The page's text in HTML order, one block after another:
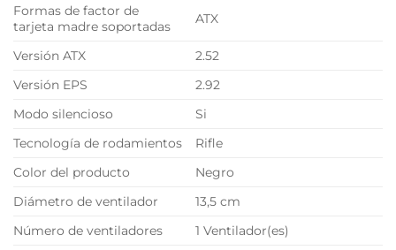
Formas de factor de
tarjeta madre soportadas
ATX
Versión ATX
2.52
Versión EPS
2.92
Modo silencioso
Si
Tecnología de rodamientos
Rifle
Color del producto
Negro
Diámetro de ventilador
13,5 cm
Número de ventiladores
1 Ventilador(es)